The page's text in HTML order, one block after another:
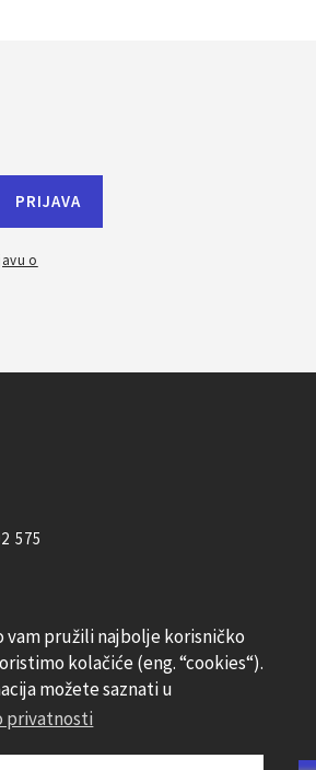
vam pružili najbolje korisničko
kolačiće (eng. “cookies“).
možete saznati u
privatnosti
o
575